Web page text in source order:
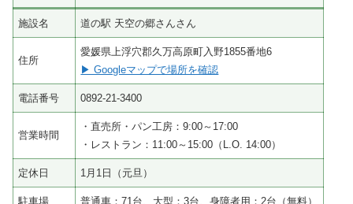
施設名 道の駅 天空の郷さんさん
住所
愛媛県上浮穴郡久万高原町入野1855番地6
▶ Googleマップで場所を確認
電話番号 0892-21-3400
営業時間
・直売所・パン工房：9:00～17:00
・レストラン：11:00～15:00（L.O. 14:00）
定休日 1月1日（元旦）
駐車場 普通車：71台、大型：3台、身障者用：2台（無料）